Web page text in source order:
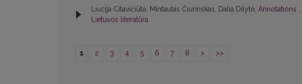
Liucija Citavičiūtė, Mintautas Čiurinskas, Dalia Dilytė, Annotations ,
Lietuvos literatūra
1 2 3 4 5 6 7 8 > >>